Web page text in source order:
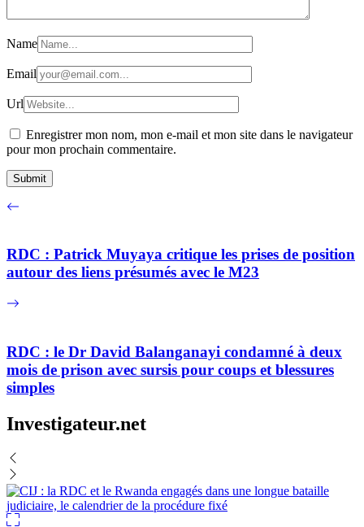
Name
Email
Url
Enregistrer mon nom, mon e-mail et mon site dans le navigateur
pour mon prochain commentaire.
RDC : Patrick Muyaya critique les prises de position
autour des liens présumés avec le M23
RDC : le Dr David Balanganayi condamné à deux
mois de prison avec sursis pour coups et blessures
simples
Investigateur.net